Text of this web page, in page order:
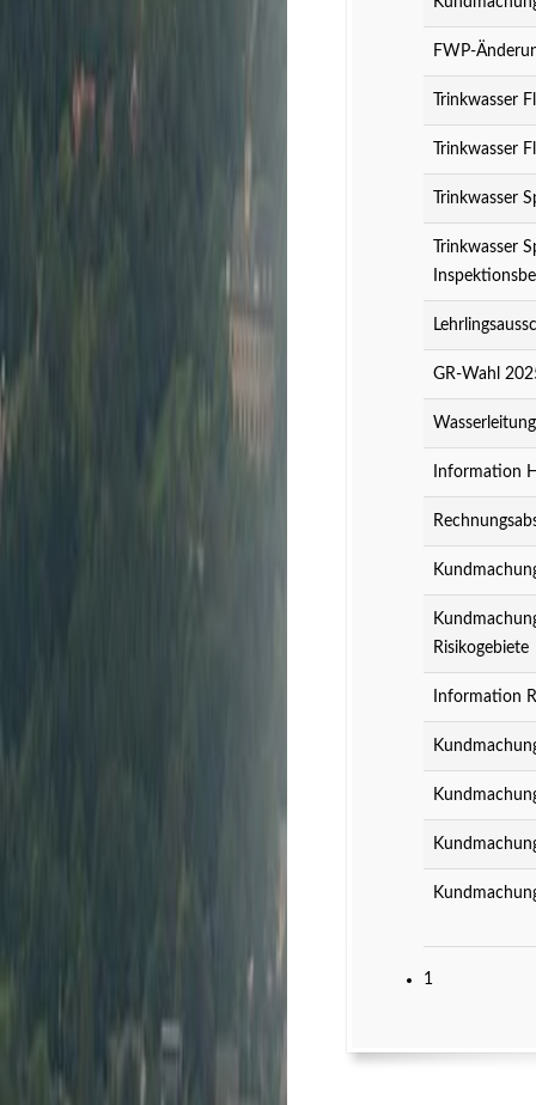
FWP-
Trinkwasser
Trinkwasser
Trinkwasser
Trinkwasser
GR-Wahl
Information
Risikogebiete
Information
1